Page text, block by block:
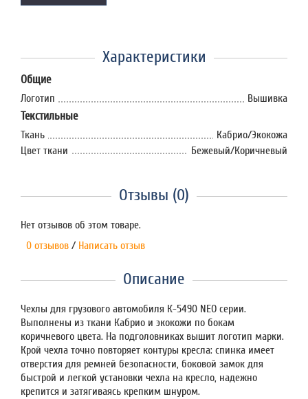
Характеристики
Общие
Логотип Вышивка
Текстильные
Ткань
Кабрио/Экокожа
Цвет ткани
Бежевый/Коричневый
Отзывы (0)
Нет отзывов об этом товаре.
0 отзывов / Написать отзыв
Описание
Чехлы для грузового автомобиля К-5490 NEO серии.
Выполнены из ткани Кабрио и экокожи по бокам
коричневого цвета. На подголовниках вышит логотип марки.
Крой чехла точно повторяет контуры кресла: спинка имеет
отверстия для ремней безопасности, боковой замок для
быстрой и легкой установки чехла на кресло, надежно
крепится и затягиваясь крепким шнуром.